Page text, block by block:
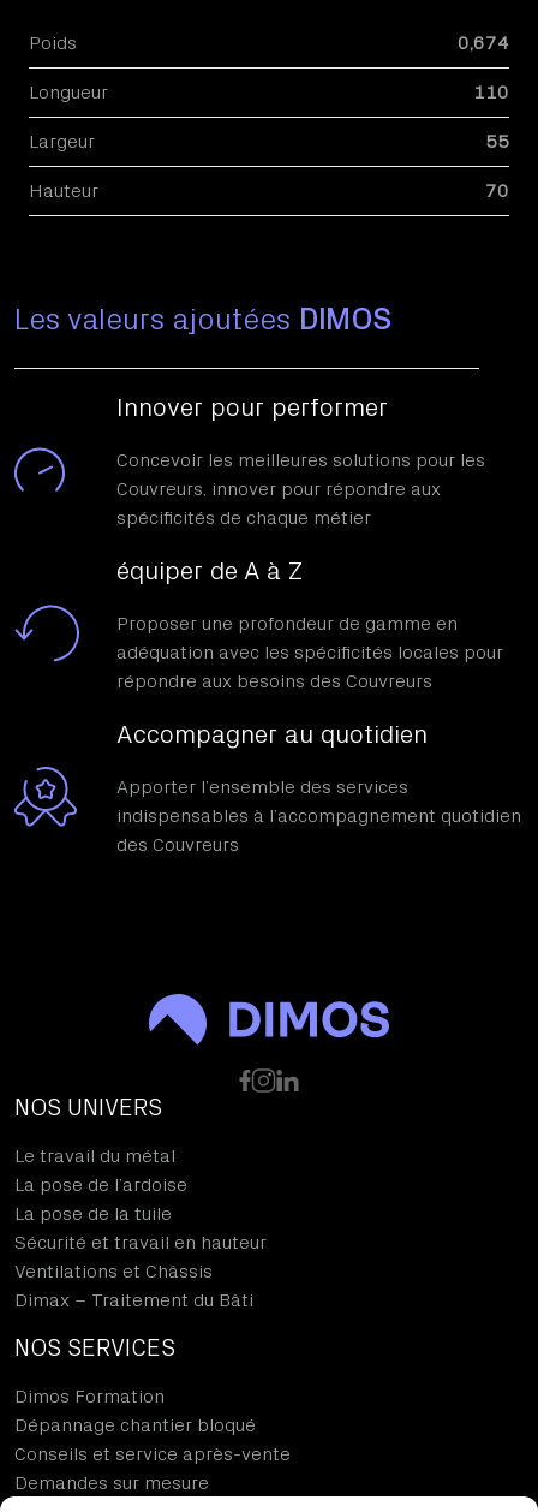
Poids 0,674
Longueur 110
Largeur 55
Hauteur 70
Les valeurs ajoutées DIMOS
Innover pour performer
Concevoir les meilleures solutions pour les
Couvreurs, innover pour répondre aux
spécificités de chaque métier
équiper de A à Z
Proposer une profondeur de gamme en
adéquation avec les spécificités locales pour
répondre aux besoins des Couvreurs
Accompagner au quotidien
Apporter l’ensemble des services
indispensables à l’accompagnement quotidien
des Couvreurs
NOS UNIVERS
Le travail du métal
La pose de l’ardoise
La pose de la tuile
Sécurité et travail en hauteur
Ventilations et Châssis
Dimax – Traitement du Bâti
NOS SERVICES
Dimos Formation
Dépannage chantier bloqué
Conseils et service après-vente
Demandes sur mesure